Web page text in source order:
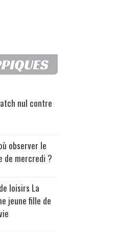
nul contre
observer le
de mercredi ?
loisirs La
jeune fille de